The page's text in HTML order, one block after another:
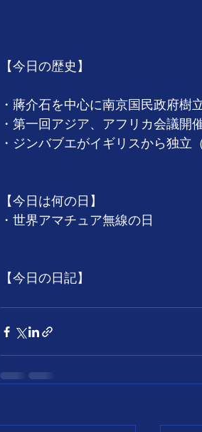
アメリカ
【今日の歴史】
・蔣介石を中心に南京国民政府樹
・第一回アジア、アフリカ会議開
・ジンバブエがイギリスから独立（
【今日は何の日】
・世界アマチュア無線の日
【今日の日記】